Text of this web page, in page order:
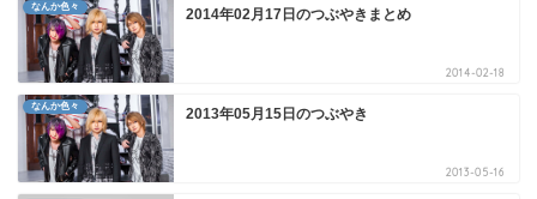
なんか色々 2014年02月17日のつぶやきまとめ
2014-02-18
なんか色々 2013年05月15日のつぶやき
2013-05-16